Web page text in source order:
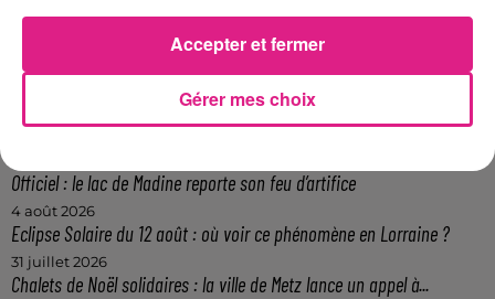
Casting de Woof : l'Euro-Métropole de Metz part à la recherche de...
Officiel : Gauthier Hein quitte le FC Metz pour l'OGC Nice
Officiel : le lac de Madine reporte son feu d’artifice
4 août 2026
Eclipse Solaire du 12 août : où voir ce phénomène en Lorraine ?
31 juillet 2026
Chalets de Noël solidaires : la ville de Metz lance un appel à...
Gérer mes choix
Accepter et fermer